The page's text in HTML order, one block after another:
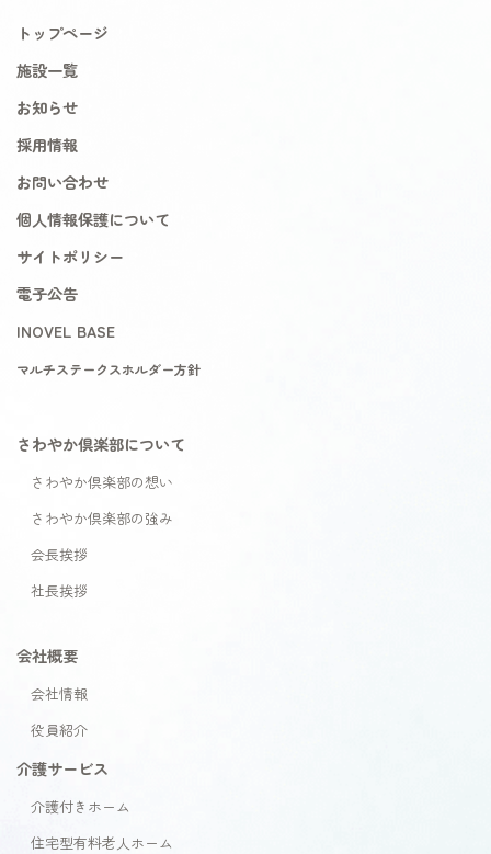
トップページ
施設一覧
お知らせ
採用情報
お問い合わせ
個人情報保護について
サイトポリシー
電子公告
INOVEL BASE
マルチステークスホルダー方針
さわやか倶楽部について
さわやか倶楽部の想い
さわやか倶楽部の強み
会長挨拶
社長挨拶
会社概要
会社情報
役員紹介
介護サービス
介護付きホーム
住宅型有料老人ホーム